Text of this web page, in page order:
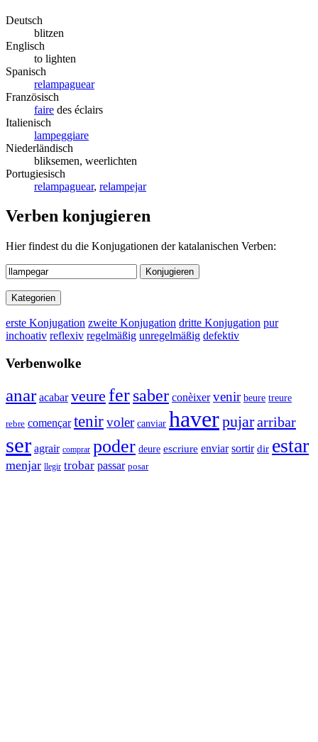
Deutsch
blitzen
Englisch
to lighten
Spanisch
relampaguear
Französisch
faire des éclairs
Italienisch
lampeggiare
Niederländisch
bliksemen, weerlichten
Portugiesisch
relampaguear, relampejar
Verben konjugieren
Hier findest du die Konjugationen der katalanischen Verben:
Konjugieren
Kategorien
erste Konjugation zweite Konjugation dritte Konjugation pur
inchoativ reflexiv regelmäßig unregelmäßig defektiv
Verbenwolke
anar acabar veure fersaber conèixer venir beure treure
rebre començar tenirvoler canviar haverpujararribar
ser agrair comprar poder deure escriure enviar sortir dir estar
menjar llegir trobar passar posar